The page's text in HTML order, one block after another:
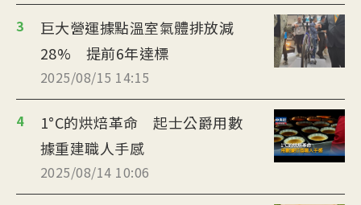
3
巨大營運據點溫室氣體排放減
28% 提前6年達標
2025/08/15 14:15
4
1°C的烘焙革命 起士公爵用數
據重建職人手感
2025/08/14 10:06